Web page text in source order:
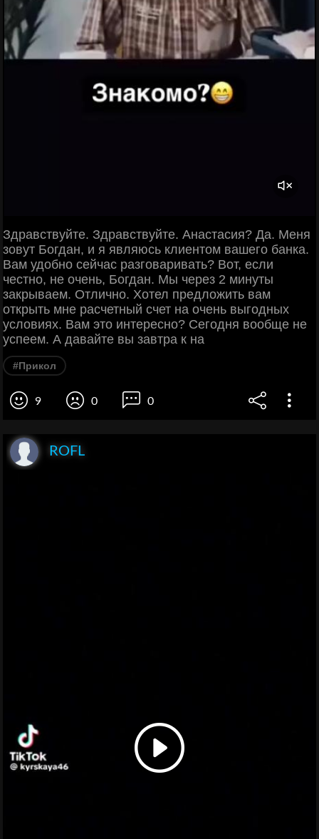
Здравствуйте. Здравствуйте. Анастасия? Да. Меня
зовут Богдан, и я являюсь клиентом вашего банка.
Вам удобно сейчас разговаривать? Вот, если
честно, не очень, Богдан. Мы через 2 минуты
закрываем. Отлично. Хотел предложить вам
открыть мне расчетный счет на очень выгодных
условиях. Вам это интересно? Сегодня вообще не
успеем. А давайте вы завтра к на
#Прикол
9 0 0
ROFL